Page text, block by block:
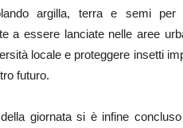
argilla, terra e semi per
a essere lanciate nelle aree
locale e proteggere insetti
futuro.
giornata si è infine